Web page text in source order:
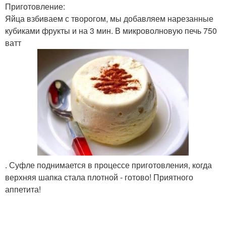
Приготовление:
Яйца взбиваем с творогом, мы добавляем нарезанные
кубиками фрукты и на 3 мин. В микроволновую печь 750
ватт
. Суфле поднимается в процессе приготовления, когда
верхняя шапка стала плотной - готово! Приятного
аппетита!